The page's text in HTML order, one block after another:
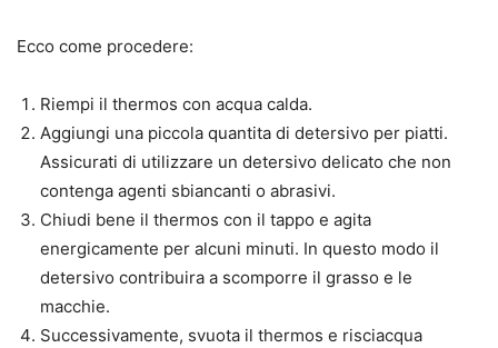
Ecco come procedere:
Riempi il thermos con acqua calda.
Aggiungi una piccola quantita di detersivo per piatti.
Assicurati di utilizzare un detersivo delicato che non
contenga agenti sbiancanti o abrasivi.
Chiudi bene il thermos con il tappo e agita
energicamente per alcuni minuti. In questo modo il
detersivo contribuira a scomporre il grasso e le
macchie.
Successivamente, svuota il thermos e risciacqua